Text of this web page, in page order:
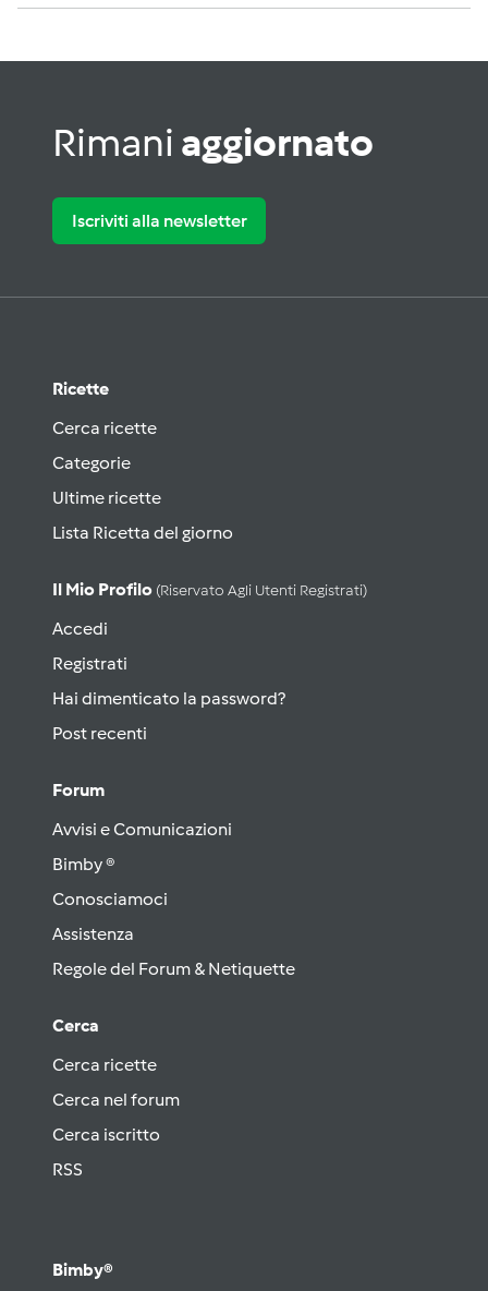
Rimani aggiornato
Iscriviti alla newsletter
Ricette
Cerca ricette
Categorie
Ultime ricette
Lista Ricetta del giorno
Il Mio Profilo (riservato Agli Utenti Registrati)
Accedi
Registrati
Hai dimenticato la password?
Post recenti
Forum
Avvisi e Comunicazioni
Bimby ®
Conosciamoci
Assistenza
Regole del Forum & Netiquette
Cerca
Cerca ricette
Cerca nel forum
Cerca iscritto
RSS
Bimby®